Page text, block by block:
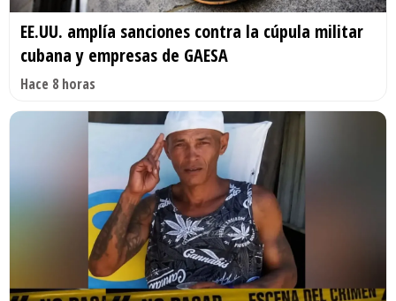
EE.UU. amplía sanciones contra la cúpula militar
cubana y empresas de GAESA
Hace 8 horas